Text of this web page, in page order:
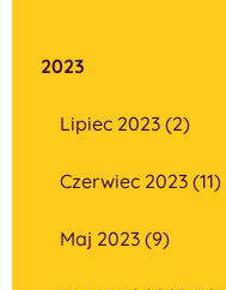
2023
Lipiec 2023 (2)
Czerwiec 2023 (11)
Maj 2023 (9)